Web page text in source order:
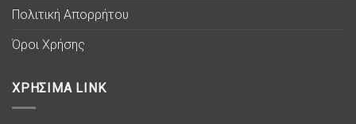
Πολιτική Απορρήτου
Όροι Χρήσης
ΧΡΗΣΙΜΑ LINK